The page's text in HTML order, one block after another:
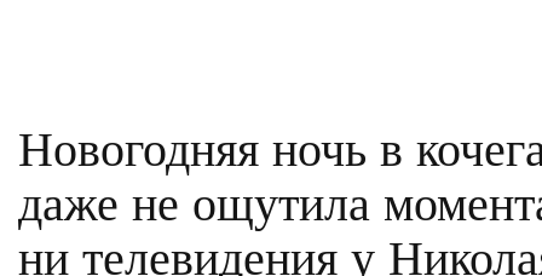
Новогодняя ночь в
даже не ощутила
ни телевидения у